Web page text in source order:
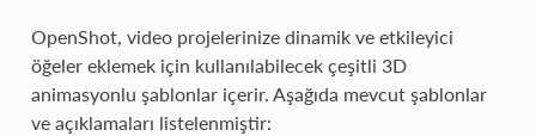
OpenShot, video projelerinize dinamik ve etkileyici
öğeler eklemek için kullanılabilecek çeşitli 3D
animasyonlu şablonlar içerir. Aşağıda mevcut şablonlar
ve açıklamaları listelenmiştir: